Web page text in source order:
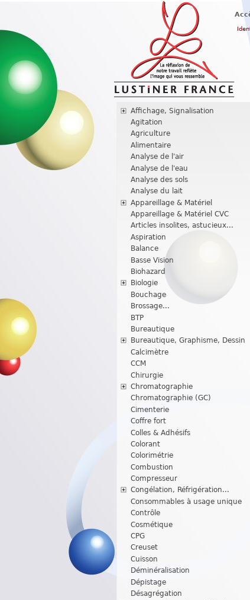
Affichage, Signalisation
Agitation
Agriculture
Alimentaire
Analyse de l'air
Analyse de l'eau
Analyse des sols
Analyse du lait
Appareillage & Matériel
Appareillage & Matériel CVC
Articles insolites, astucieux...
Aspiration
Balance
Basse Vision
Biohazard
Biologie
Bouchage
Brossage...
BTP
Bureautique
Bureautique, Graphisme, Dessin
Calcimètre
CCM
Chirurgie
Chromatographie
Chromatographie (GC)
Cimenterie
Coffre fort
Colles & Adhésifs
Colorant
Colorimétrie
Combustion
Compresseur
Congélation, Réfrigération...
Consommables à usage unique
Contrôle
Cosmétique
CPG
Creuset
Cuisson
Déminéralisation
Dépistage
Désagrégation